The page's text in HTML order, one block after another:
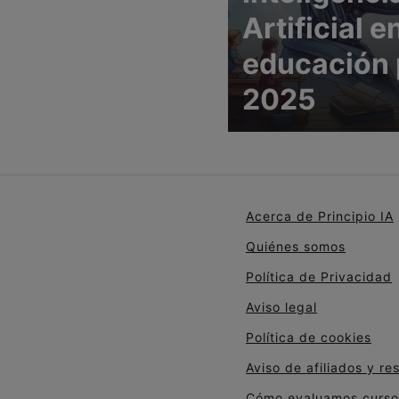
Artificial
educación
2025
Acerca de Principio IA
Quiénes somos
Política de Privacidad
Aviso legal
Política de cookies
Aviso de afiliados y